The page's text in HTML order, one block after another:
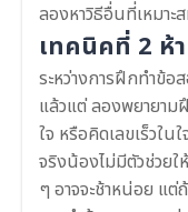
ลองหาวิธีอื่นที่เหมาะ
เทคนิคที่ 2 ห้
ระหว่างการฝึกทำข้อ
แล้วแต่ ลองพยายาม
ใจ หรือคิดเลขเร็วใน
จริงน้องไม่มีตัวช่วยใ
ๆ อาจจะช้าหน่อย แ